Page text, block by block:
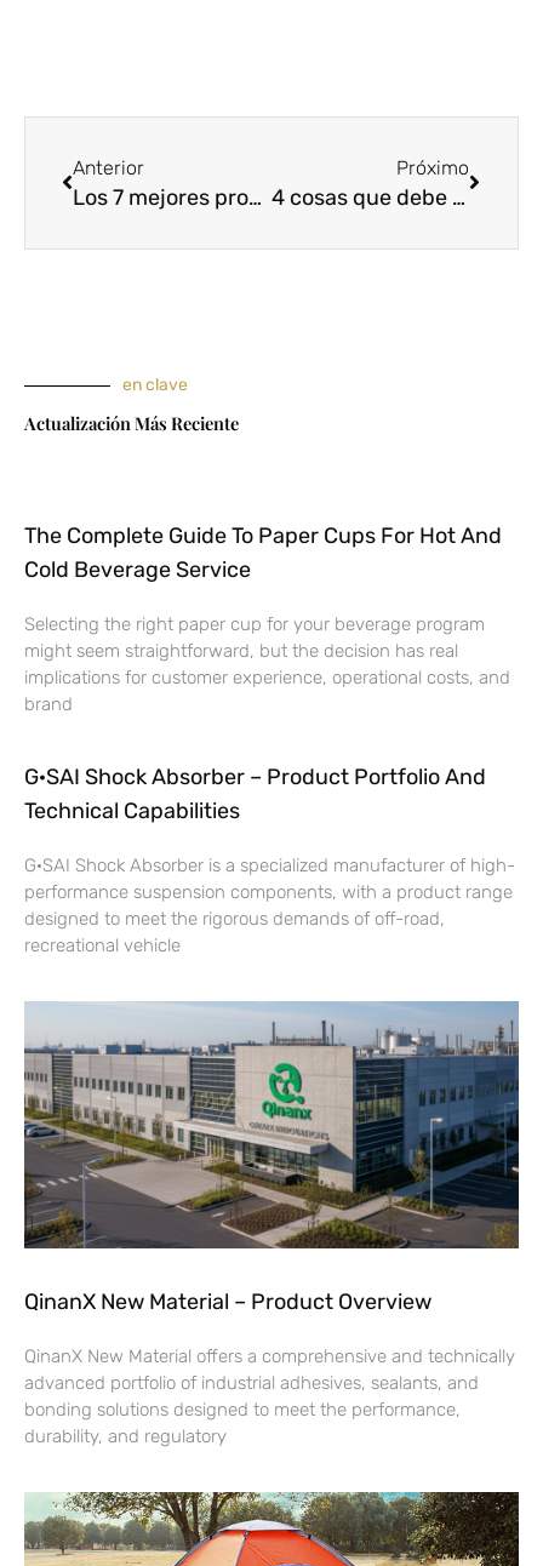
Anterior
Los 7 mejores proveedores asiáticos de telas para cortinas en Sudáfrica
Próximo
4 cosas que debe saber sobre la fabricación de telas para cortinas infantiles
en clave
Actualización Más Reciente
The Complete Guide To Paper Cups For Hot And
Cold Beverage Service
Selecting the right paper cup for your beverage program
might seem straightforward, but the decision has real
implications for customer experience, operational costs, and
brand
G·SAI Shock Absorber – Product Portfolio And
Technical Capabilities
G·SAI Shock Absorber is a specialized manufacturer of high-
performance suspension components, with a product range
designed to meet the rigorous demands of off-road,
recreational vehicle
QinanX New Material – Product Overview
QinanX New Material offers a comprehensive and technically
advanced portfolio of industrial adhesives, sealants, and
bonding solutions designed to meet the performance,
durability, and regulatory